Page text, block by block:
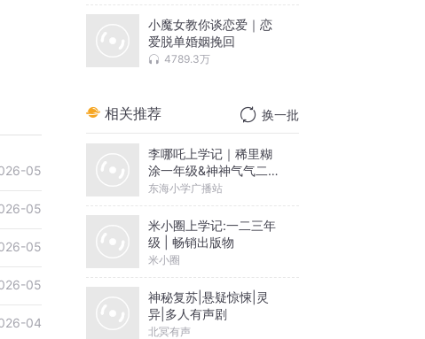
05
05
05
05
04
小魔女教你谈恋爱｜恋
爱脱单婚姻挽回
4789.3万
相关推荐 换一批
李哪吒上学记｜稀里糊
涂一年级&神神气气二年
级
东海小学广播站
米小圈上学记:一二三年
级 | 畅销出版物
米小圈
神秘复苏|悬疑惊悚|灵
异|多人有声剧
北冥有声